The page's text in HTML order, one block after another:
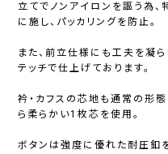
立てでノンアイロンを謳う為
に施し、パッカリングを防止。
また、前立仕様にも工夫を凝
テッチで仕上げております。
衿・カフスの芯地も通常の形
ら柔らかい1枚芯を使用。
ボタンは強度に優れた耐圧釦